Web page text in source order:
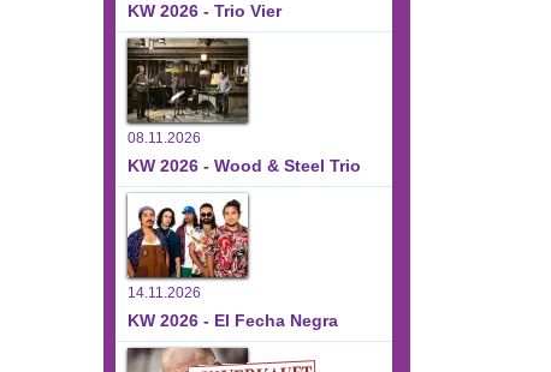
KW 2026 - Trio Vier
08.11.2026
KW 2026 - Wood & Steel Trio
14.11.2026
KW 2026 - El Fecha Negra